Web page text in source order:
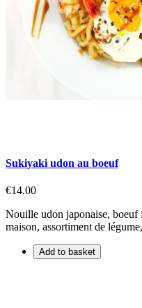
Sukiyaki udon au boeuf
€14.00
Nouille udon japonaise, boeuf
maison, assortiment de
Add to basket